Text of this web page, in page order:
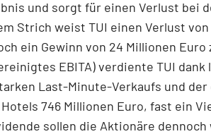
und sorgt für einen Verlust bei
Strich weist TUI einen Verlust von
ein Gewinn von 24 Millionen Euro
EBITA) verdiente TUI
Last-Minute-Verkaufs und der
746 Millionen Euro, fast ein
sollen die Aktionäre dennoch